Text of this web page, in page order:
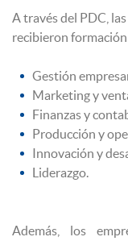
A través del PDC,
recibieron formación
Gestión
Marketing y
Finanzas y
Producción y
Innovación y
Liderazgo.
Además, los